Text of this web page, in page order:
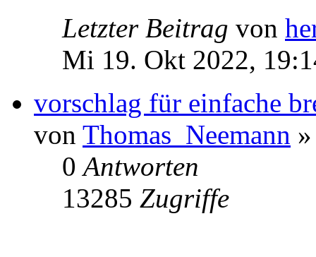
Letzter Beitrag von
Mi 19. Okt 2022,
vorschlag für einfache
von Thomas_Neemann
0Antworten
13285 Zugriffe